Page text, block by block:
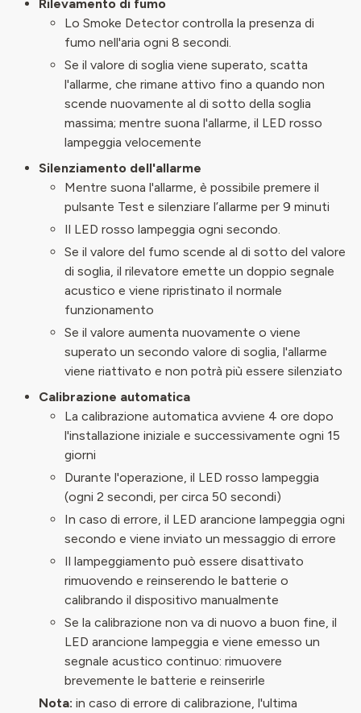
Rilevamento di fumo
Lo Smoke Detector controlla la presenza di
fumo nell'aria ogni 8 secondi.
Se il valore di soglia viene superato, scatta
l'allarme, che rimane attivo fino a quando non
scende nuovamente al di sotto della soglia
massima; mentre suona l'allarme, il LED rosso
lampeggia velocemente
Silenziamento dell'allarme
Mentre suona l'allarme, è possibile premere il
pulsante Test e silenziare l’allarme per 9 minuti
Il LED rosso lampeggia ogni secondo.
Se il valore del fumo scende al di sotto del valore
di soglia, il rilevatore emette un doppio segnale
acustico e viene ripristinato il normale
funzionamento
Se il valore aumenta nuovamente o viene
superato un secondo valore di soglia, l'allarme
viene riattivato e non potrà più essere silenziato
Calibrazione automatica
La calibrazione automatica avviene 4 ore dopo
l'installazione iniziale e successivamente ogni 15
giorni
Durante l'operazione, il LED rosso lampeggia
(ogni 2 secondi, per circa 50 secondi)
In caso di errore, il LED arancione lampeggia ogni
secondo e viene inviato un messaggio di errore
Il lampeggiamento può essere disattivato
rimuovendo e reinserendo le batterie o
calibrando il dispositivo manualmente
Se la calibrazione non va di nuovo a buon fine, il
LED arancione lampeggia e viene emesso un
segnale acustico continuo: rimuovere
brevemente le batterie e reinserirle
Nota: in caso di errore di calibrazione, l'ultima